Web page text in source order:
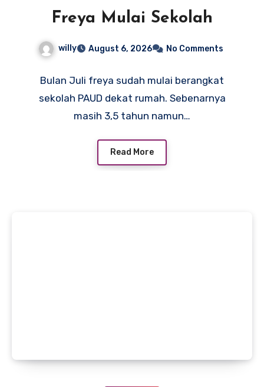
Freya Mulai Sekolah
willy August 6, 2026 No Comments
Bulan Juli freya sudah mulai berangkat
sekolah PAUD dekat rumah. Sebenarnya
masih 3,5 tahun namun…
Read More